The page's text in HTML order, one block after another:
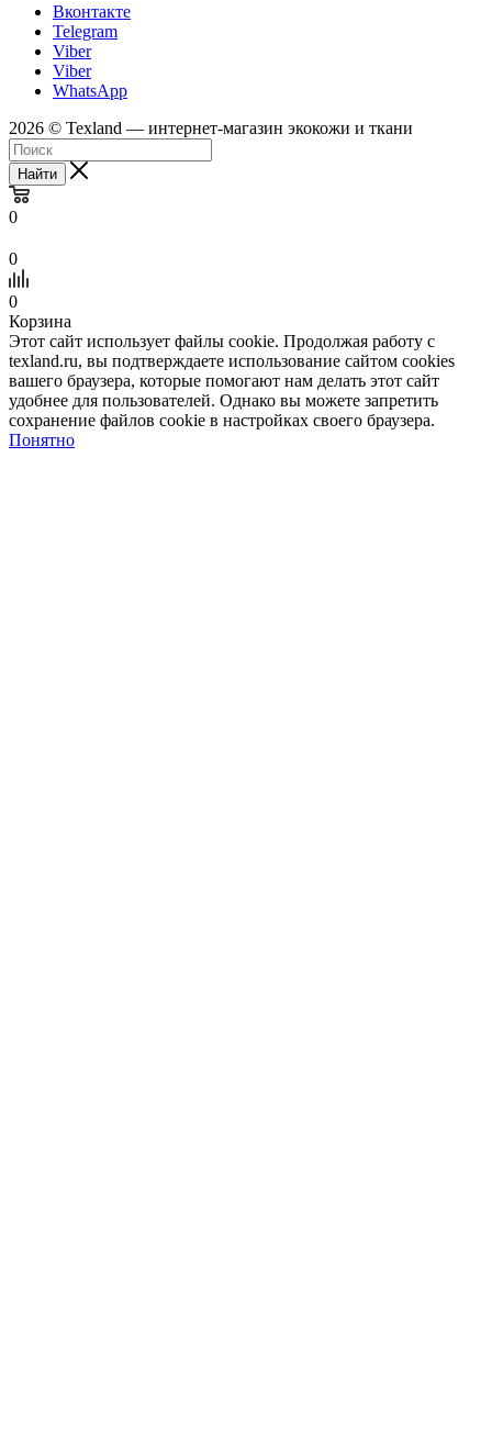
Вконтакте
Telegram
Viber
Viber
WhatsApp
2026 © Texland — интернет-магазин экокожи и ткани
Найти
0
0
0
Корзина
Этот сайт использует файлы cookie. Продолжая работу с
texland.ru, вы подтверждаете использование сайтом cookies
вашего браузера, которые помогают нам делать этот сайт
удобнее для пользователей. Однако вы можете запретить
сохранение файлов cookie в настройках своего браузера.
Понятно